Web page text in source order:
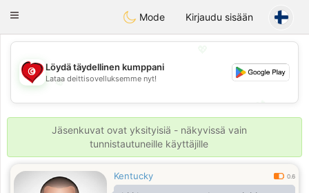
Tunisia Dating
Toggle
Mode Kirjaudu sisään
💖
💕
💕
Löydä täydellinen kumppani
Lataa deittisovelluksemme nyt!
Jäsenkuvat ovat yksityisiä - näkyvissä vain
tunnistautuneille käyttäjille
Kentucky 0.6